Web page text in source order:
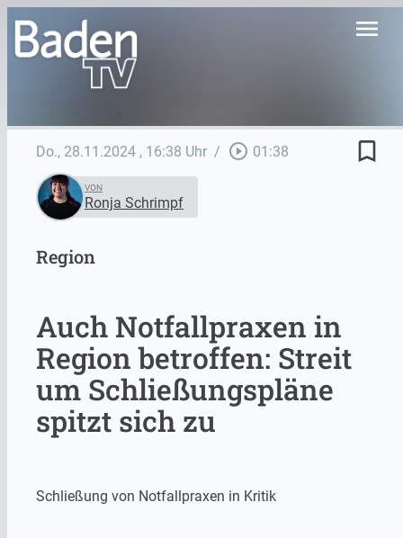
menu
Do., 28.11.2024 , 16:38 Uhr / play_circle_outline 01:38 bookmark_border
VON
Ronja Schrimpf
Region
Auch Notfallpraxen in
Region betroffen: Streit
um Schließungspläne
spitzt sich zu
Schließung von Notfallpraxen in Kritik